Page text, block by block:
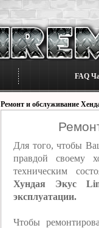
FAQ
Ремонт и обслуживание
Для того, чтобы
правдой своему
техническим
Хундая Экус
эксплуатации.
Чтобы